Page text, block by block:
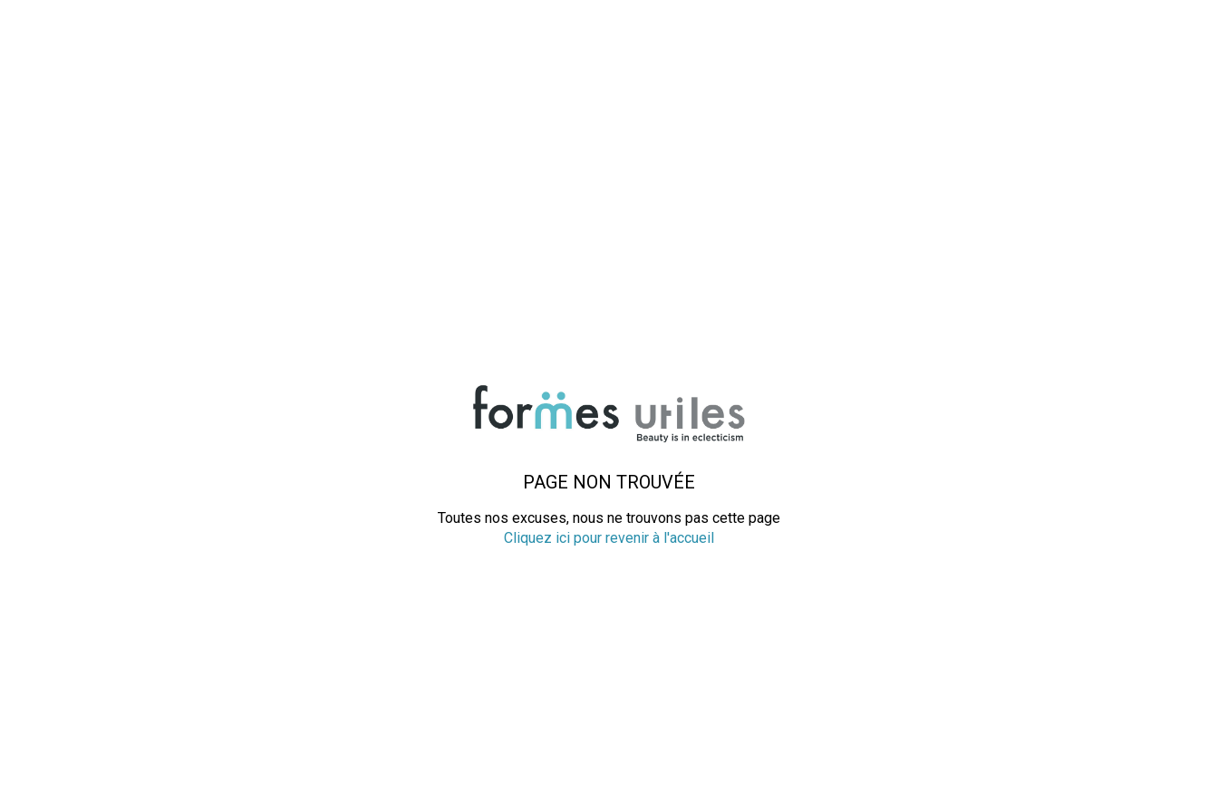
PAGE NON TROUVÉE
Toutes nos excuses, nous ne trouvons pas cette page
Cliquez ici pour revenir à l'accueil